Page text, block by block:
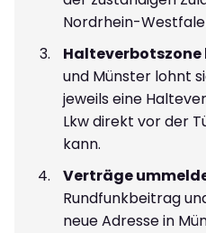
Nordrhein-
und Münster lohnt
jeweils eine
Lkw direkt vor der
kann.
Verträge
Rundfunkbeitrag
neue Adresse in